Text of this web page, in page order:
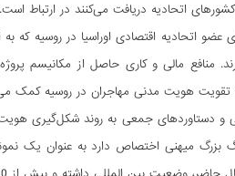
اتحادیه دریافت می‌کنند در ارتباط است.
عضو اتحادیه اقتصادی اوراسیا در روسیه
منافع مالی و کاری حاصل از مکانیسم
تقویت هویت مدنی مهاجران در روسیه کمک
و دستاوردهای جمعی به روند شکل‌گیری